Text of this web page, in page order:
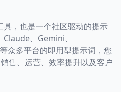
，也是一个社区驱动的提示
、Gemini、
众多平台的即用型提示词，您
售、运营、效率提升以及客户